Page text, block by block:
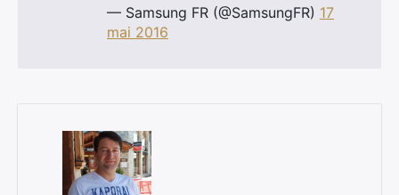
— Samsung FR (@SamsungFR) 17
mai 2016